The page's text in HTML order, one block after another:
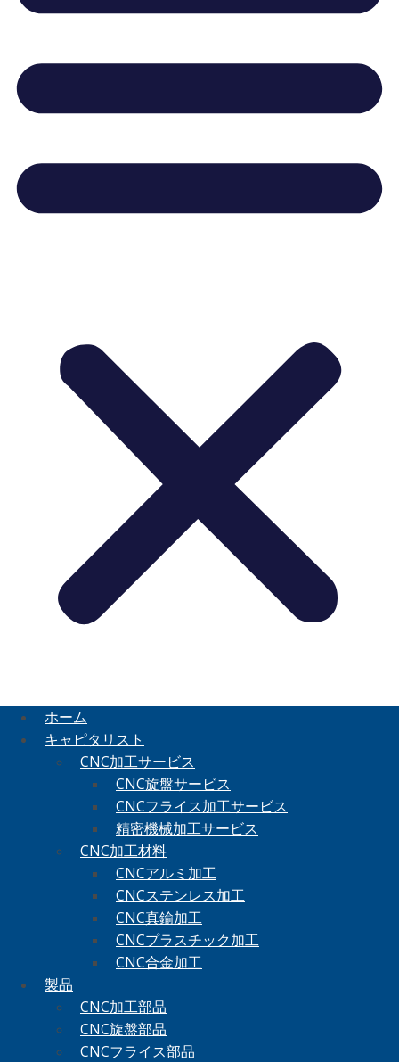
ホーム
キャピタリスト
CNC加工サービス
CNC旋盤サービス
CNCフライス加工サービス
精密機械加工サービス
CNC加工材料
CNCアルミ加工
CNCステンレス加工
CNC真鍮加工
CNCプラスチック加工
CNC合金加工
製品
CNC加工部品
CNC旋盤部品
CNCフライス部品